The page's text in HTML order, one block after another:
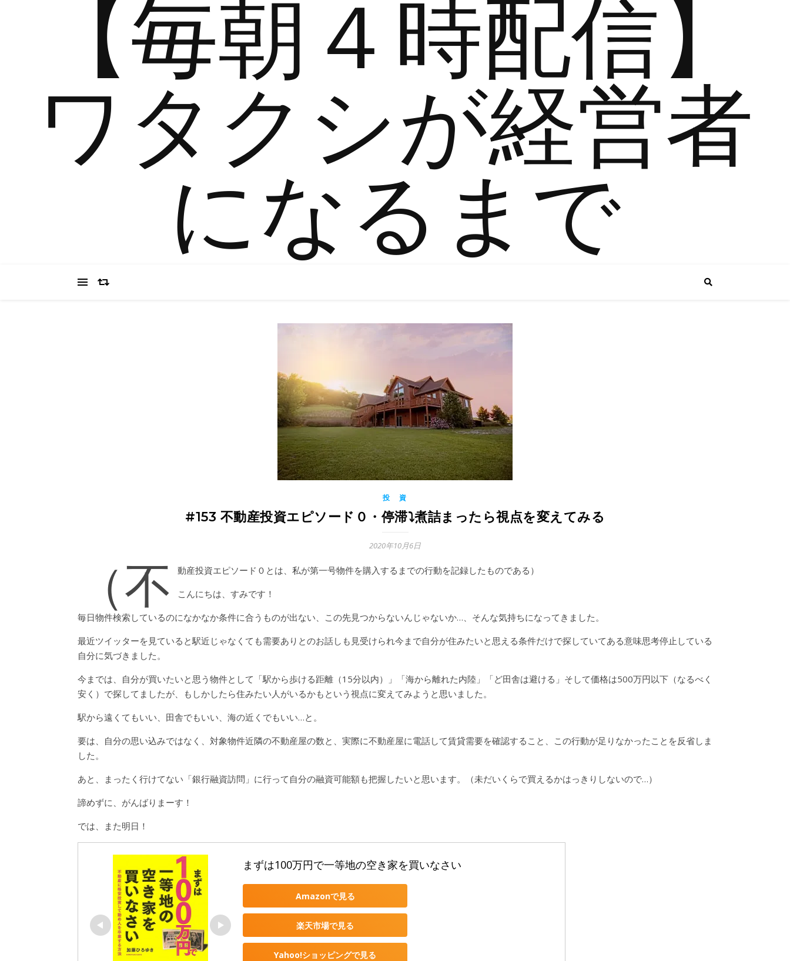
【毎朝４時配信】
ワタクシが経営者
になるまで
投 資
#153 不動産投資エピソード０・停滞⤵︎煮詰まったら視点を変えてみる
2020年10月6日
（不
動産投資エピソード０とは、私が第一号物件を購入するまでの行動を記録したものである）
こんにちは、すみです！
毎日物件検索しているのになかなか条件に合うものが出ない、この先見つからないんじゃないか…、そんな気持ちになってきました。
最近ツイッターを見ていると駅近じゃなくても需要ありとのお話しも見受けられ今まで自分が住みたいと思える条件だけで探していてある意味思考停止している
自分に気づきました。
今までは、自分が買いたいと思う物件として「駅から歩ける距離（15分以内）」「海から離れた内陸」「ど田舎は避ける」そして価格は500万円以下（なるべく
安く）で探してましたが、もしかしたら住みたい人がいるかもという視点に変えてみようと思いました。
駅から遠くてもいい、田舎でもいい、海の近くでもいい…と。
要は、自分の思い込みではなく、対象物件近隣の不動産屋の数と、実際に不動産屋に電話して賃貸需要を確認すること、この行動が足りなかったことを反省しま
した。
あと、まったく行けてない「銀行融資訪問」に行って自分の融資可能額も把握したいと思います。（未だいくらで買えるかはっきりしないので…）
諦めずに、がんばりまーす！
では、また明日！
まずは100万円で一等地の空き家を買いなさい
Amazonで見る
楽天市場で見る
Yahoo!ショッピングで見る